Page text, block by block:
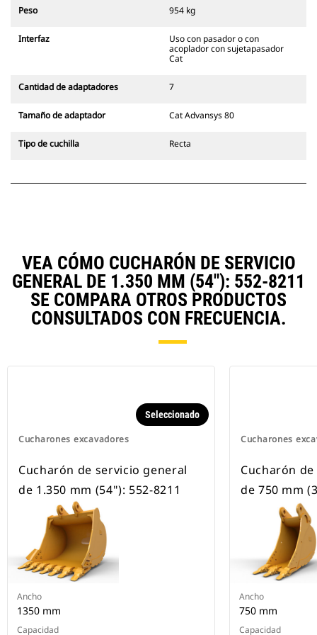
operador.
Cat son compatibles con las
Excavadoras de Cadenas 311-352 y
ruedas. También hay acopladores
disponibles.
sistema acoplador especializado
especializados CW cuentan con un
CW disponibles para todas las
excavadoras de ruedas y cadenas.
Peso 954 kg
Interfaz
Uso con pasador o con
acoplador con sujetapasador
Cat
Cantidad de adaptadores 7
Tamaño de adaptador Cat Advansys 80
Tipo de cuchilla Recta
VEA CÓMO CUCHARÓN DE SERVICIO
GENERAL DE 1.350 MM (54"): 552-8211
SE COMPARA OTROS PRODUCTOS
CONSULTADOS CON FRECUENCIA.
Cucharones excavadores
Seleccionado
Cucharón de servicio general
de 1.350 mm (54"): 552-8211
Ancho
1350 mm
Capacidad
Cucharones
Cucharón
de 750 mm
Ancho
750 mm
Capacidad